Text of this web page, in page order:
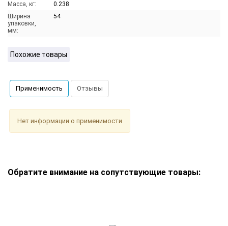
Масса, кг:
0.238
Ширина
упаковки,
мм:
54
Похожие товары
Применимость Отзывы
Нет информации о применимости
Обратите внимание на сопутствующие товары: